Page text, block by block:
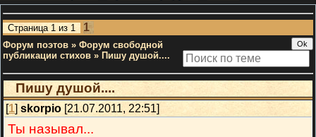
Страница 1 из 1 1
Форум поэтов » Форум свободной
публикации стихов » Пишу душой....
Пишу душой....
[1] skorpio [21.07.2011, 22:51]
Ты называл...